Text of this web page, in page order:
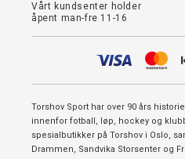
Vårt kundsenter holder
åpent man-fre 11-16
Torshov Sport har over 90 års
innenfor fotball, løp, hockey og
spesialbutikker på Torshov i Oslo,
Drammen, Sandvika Storsenter og